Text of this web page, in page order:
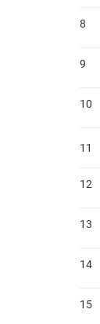
8
9
10
11
12
13
14
15